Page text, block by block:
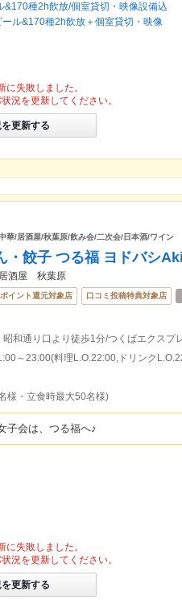
種2h飲放/個室貸切・映像設備込
ル&170種2h飲放＋個室貸切・映像
に失敗しました。
況を更新してください。
更新する
華/居酒屋/秋葉原/飲み会/二次会/日本酒/ワイン
・餃子 つる福 ヨドバシ
酒屋 秋葉原
イント還元対象店 口コミ投稿特典対象店
～23:00(料理L.O.22:00,ドリンク
様・立食時最大50名様)
子会は、つる福へ♪
に失敗しました。
況を更新してください。
更新する